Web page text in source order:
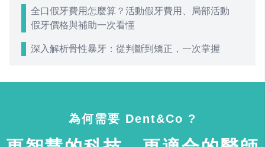
全口假牙費用怎麼算？活動假牙費用、局部活動
假牙價格與補助一次看懂
深入解析骨性暴牙：從判斷到矯正，一次掌握
為何需要 Dent&Co ?